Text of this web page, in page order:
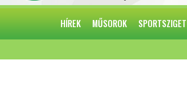
HÍREK MŰSOROK SPORTSZIGET